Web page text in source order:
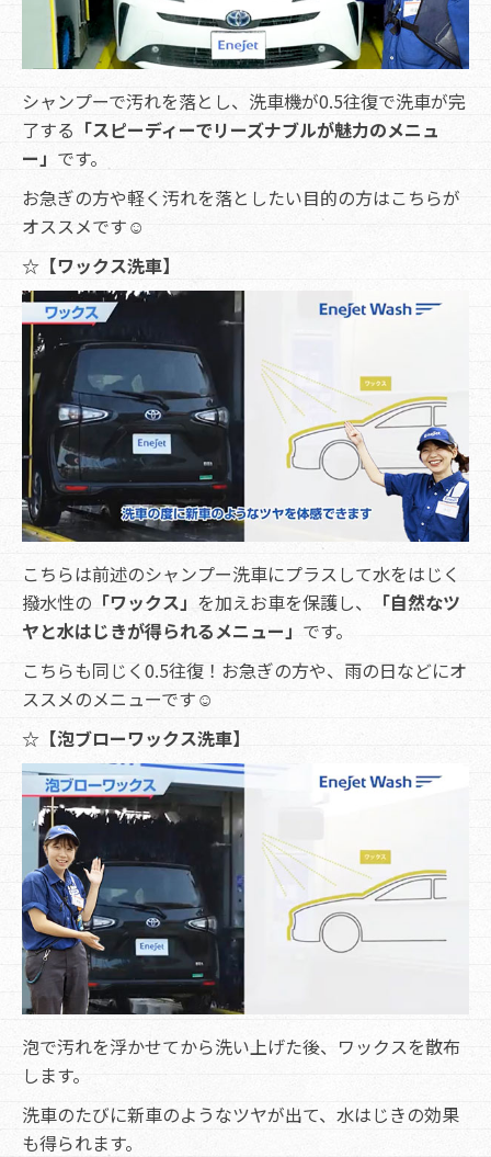
シャンプーで汚れを落とし、洗車機が0.5往復で洗車が完
了する 「スピーディーでリーズナブルが魅力のメニュ
ー」 です。
お急ぎの方や軽く汚れを落としたい目的の方はこちらが
オススメです☺
☆【ワックス洗車】
こちらは前述のシャンプー洗車にプラスして水をはじく
撥水性の 「ワックス」 を加えお車を保護し、
「自然なツ
ヤと水はじきが得られるメニュー」 です。
こちらも同じく0.5往復！お急ぎの方や、雨の日などにオ
ススメのメニューです☺
☆【泡ブローワックス洗車】
泡で汚れを浮かせてから洗い上げた後、ワックスを散布
します。
洗車のたびに新車のようなツヤが出て、水はじきの効果
も得られます。